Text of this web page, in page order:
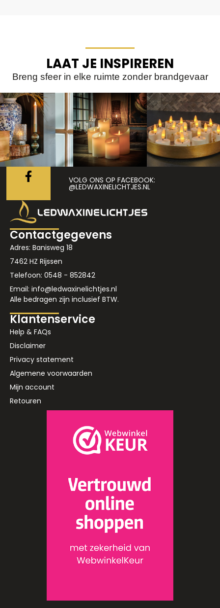
LAAT JE INSPIREREN
Breng sfeer in elke ruimte zonder brandgevaar
VOLG ONS OP FACEBOOK:
@LEDWAXINELICHTJES.NL
Contactgegevens
Adres: Banisweg 18
7462 HZ Rijssen
Telefoon: 0548 - 852842
Email: info@ledwaxinelichtjes.nl
Alle bedragen zijn inclusief BTW.
Klantenservice
Help & FAQs
Disclaimer
Privacy statement
Algemene voorwaarden
Mijn account
Retouren